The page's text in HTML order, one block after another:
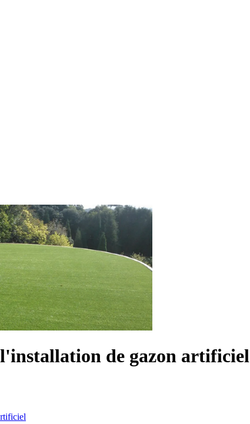
l'installation de gazon artificiel